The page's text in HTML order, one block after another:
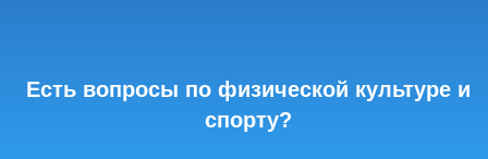
Есть вопросы по физической культуре и
спорту?